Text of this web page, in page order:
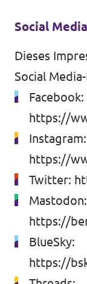
Social
Dieses
Social
Facebook:
https://
Instagram:
https://
Twitter:
Mastodon:
https://
BlueSky:
https://